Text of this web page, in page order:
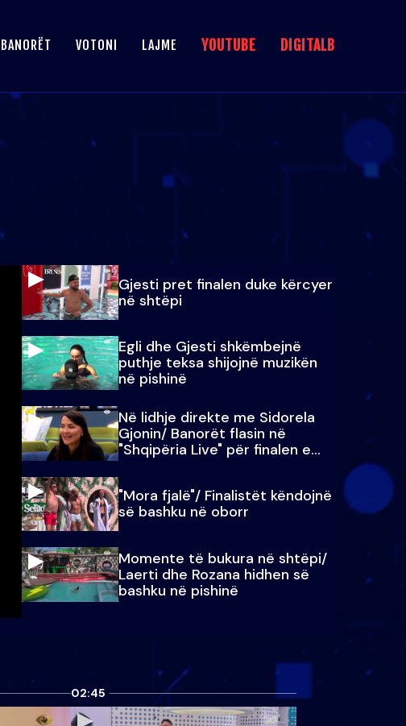
BANORËT VOTONI LAJME YOUTUBE DIGITALB
Gjesti pret finalen duke kërcyer
në shtëpi
Egli dhe Gjesti shkëmbejnë
puthje teksa shijojnë muzikën
në pishinë
Në lidhje direkte me Sidorela
Gjonin/ Banorët flasin në
"Shqipëria Live" për finalen e
madhe
"Mora fjalë"/ Finalistët këndojnë
së bashku në oborr
Momente të bukura në shtëpi/
Laerti dhe Rozana hidhen së
bashku në pishinë
02:45